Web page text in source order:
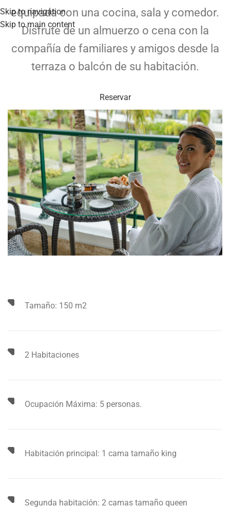
Skip to navigation
Skip to main content
equipada con una cocina, sala y comedor.
Disfrute de un almuerzo o cena con la
compañía de familiares y amigos desde la
terraza o balcón de su habitación.
Reservar
Tamaño: 150 m2
2 Habitaciones
Ocupación Máxima: 5 personas.
Habitación principal: 1 cama tamaño king
Segunda habitación: 2 camas tamaño queen